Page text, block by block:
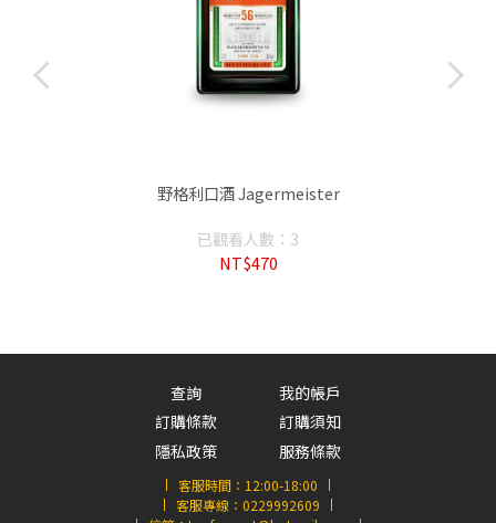
野格利口酒 Jagermeister
已觀看人數：3
NT$470
查詢
我的帳戶
訂購條款
訂購須知
隱私政策
服務條款
客服時間： 12:00-18:00
客服專線： 0229992609